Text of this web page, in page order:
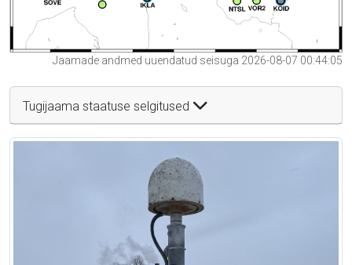
Jaamade andmed uuendatud seisuga 2026-08-07 00:44:05
Tugijaama staatuse selgitused